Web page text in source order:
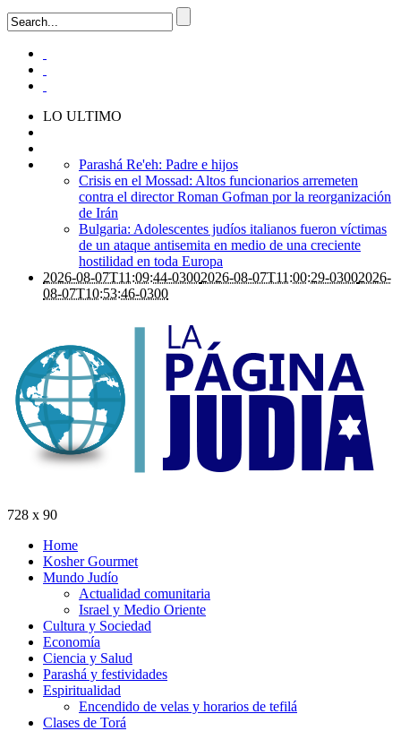
LO ULTIMO
Parashá Re'eh: Padre e hijos
Crisis en el Mossad: Altos funcionarios arremeten
contra el director Roman Gofman por la reorganización
de Irán
Bulgaria: Adolescentes judíos italianos fueron víctimas
de un ataque antisemita en medio de una creciente
hostilidad en toda Europa
2026-08-07T11:09:44-03002026-08-07T11:00:29-03002026-
08-07T10:53:46-0300
728 x 90
Home
Kosher Gourmet
Mundo Judío
Actualidad comunitaria
Israel y Medio Oriente
Cultura y Sociedad
Economía
Ciencia y Salud
Parashá y festividades
Espiritualidad
Encendido de velas y horarios de tefilá
Clases de Torá